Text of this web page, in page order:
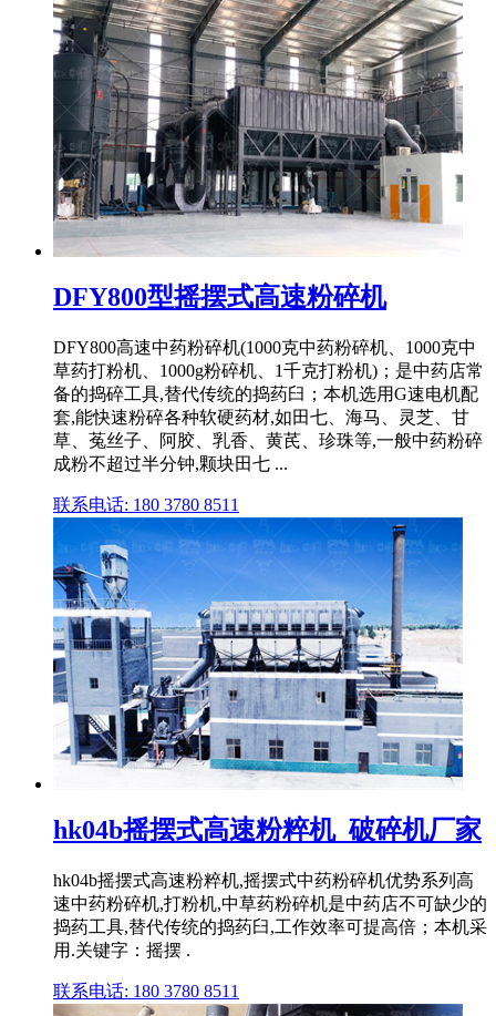
DFY800型摇摆式高速粉碎机
DFY800高速中药粉碎机(1000克中药粉碎机、1000克中
草药打粉机、1000g粉碎机、1千克打粉机)；是中药店常
备的捣碎工具,替代传统的捣药臼；本机选用G速电机配
套,能快速粉碎各种软硬药材,如田七、海马、灵芝、甘
草、菟丝子、阿胶、乳香、黄芪、珍珠等,一般中药粉碎
成粉不超过半分钟,颗块田七 ...
联系电话: 180 3780 8511
hk04b摇摆式高速粉粹机_破碎机厂家
hk04b摇摆式高速粉粹机,摇摆式中药粉碎机优势系列高
速中药粉碎机,打粉机,中草药粉碎机是中药店不可缺少的
捣药工具,替代传统的捣药臼,工作效率可提高倍；本机采
用.关键字：摇摆 .
联系电话: 180 3780 8511